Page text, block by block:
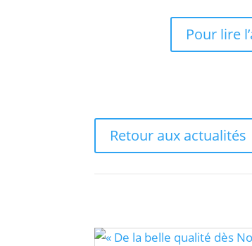
Pour lire
Retour aux actualités